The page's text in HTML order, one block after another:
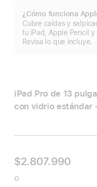
¿Cómo funciona
Cubre caídas y
tu iPad, Apple Pencil
Revisa lo que incluye.
iPad Pro de 13
con vidrio estándar
$2.807.990
o